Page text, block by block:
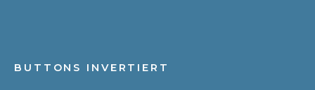
BUTTONS INVERTIERT